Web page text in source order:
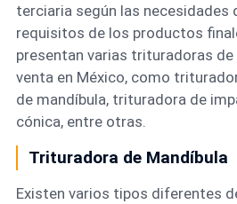
terciaria según las necesidades
requisitos de los productos
presentan varias trituradoras de
venta en México, como
de mandíbula, trituradora de
cónica, entre otras.
Trituradora de Mandíbula
Existen varios tipos diferentes